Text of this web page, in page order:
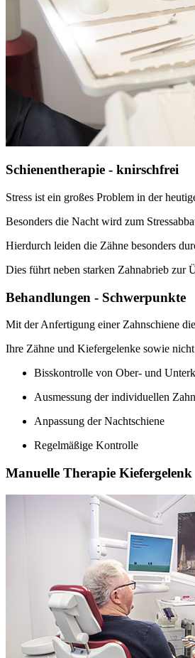
Schienentherapie - knirschfrei
Stress ist ein großes Problem in der
Besonders die Nacht wird zum
Hierdurch leiden die Zähne besonders
Dies führt neben starken Zahnabrieb zur
Behandlungen - Schwerpunkte
Mit der Anfertigung einer Zahnschiene
Ihre Zähne und Kiefergelenke sowie
Bisskontrolle von Ober- und
Ausmessung der individuellen
Anpassung der Nachtschiene
Regelmäßige Kontrolle
Manuelle Therapie Kiefergelenk